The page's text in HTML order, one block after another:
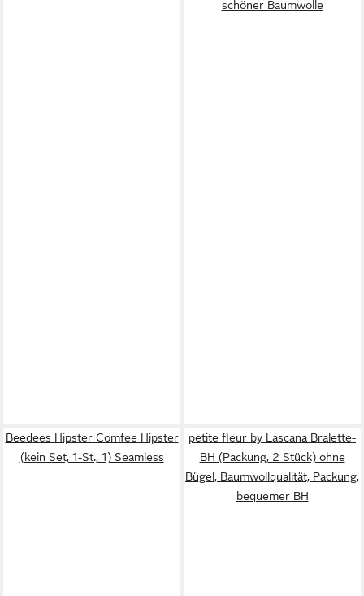
schöner Baumwolle
Beedees Hipster Comfee Hipster
(kein Set, 1-St., 1) Seamless
petite fleur by Lascana Bralette-
BH (Packung, 2 Stück) ohne
Bügel, Baumwollqualität, Packung,
bequemer BH